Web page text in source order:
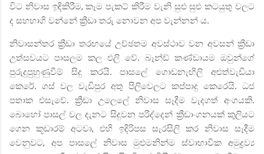
විට නිවාස ඉඳිකිරීම,කෑම පැකට් කිරීම වැනි සුළු සුළු කටයුතු වලට
ද සහභාගි වන්නේ ක්‍රීඩා තරු නොවන අප වැන්නන් ය.
නිවාසන්තර ක්‍රීඩා තරඟයේ උච්ඡතම අවස්ථාව වන අවසන් ක්‍රීඩා
උත්සවයට පාසලම කල එලි වේ. බෑන්ඩ් කණ්ඩායම ඔවුන්ගේ
පුරුදුපුහුණුවීම් සිදු කරයි. පාසලේ ගොඩනැඟිලි අළුත්වැඩියා
කෙරේ. ගස් වල වැඩිපුර අතු පිලිවෙලට කප්පාදු කෙරෙයි. ධජ
පතාක එසැවේ. ක්‍රීඩා උලෙලේ නිවාස සෑදීම වැදගත් අංගයකි.
බොහෝ පාසල් වල දැනට සිදුවන පරිද්දෙන් ක්‍රීඩාංගනයක් කුලියට
ගෙන කූඩාරම් අටවා,එහි ඉදිරිපස සැරසිලි කර නිවාස සෑදීම
වෙනුවට, අප පාසලේ නිවාස මුළුමනින්ම ස්වාභාවික අමුද්‍රව්‍ය